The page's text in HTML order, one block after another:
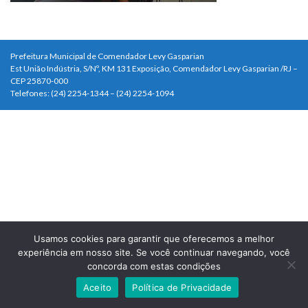
Prefeitura Municipal de Comendador Levy Gasparian
Est União Indústria, S/Nº, KM 131 Exposição, Comendador Levy Gasparian /RJ –
CEP 25870-000
Telefones: (24) 2254-1344 – (24) 2254-1094
Usamos cookies para garantir que oferecemos a melhor
experiência em nosso site. Se você continuar navegando, você
concorda com estas condições
Aceito
Política de Privacidade